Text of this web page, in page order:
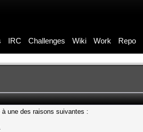
IRC Challenges Wiki Work Repo
une des raisons suivantes :